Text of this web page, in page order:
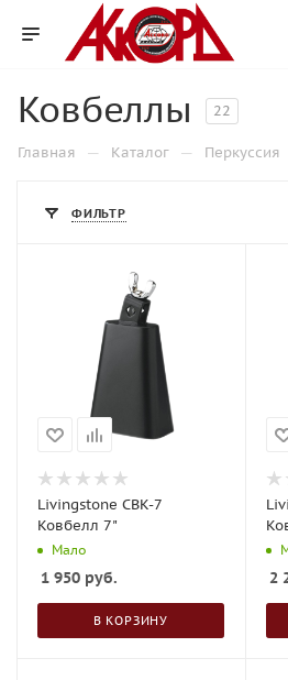
Ковбеллы 22
Главная — Каталог — Перкуссия
ФИЛЬТР
Livingstone CBK-7
Ковбелл 7"
Мало
1 950 руб.
В КОРЗИНУ
2